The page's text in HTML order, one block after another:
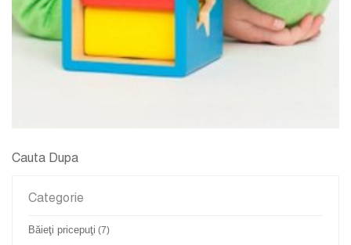
Cauta Dupa
Categorie
Băieţi pricepuţi (7)